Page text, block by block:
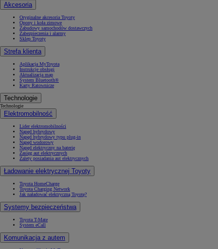
Akcesoria
Oryginalne akcesoria Toyoty
Opony i koła zimowe
Zabudowy samochodów dostawczych
Zabezpieczenia i alarmy
Sklep Toyoty
Strefa klienta
Aplikacja MyToyota
Instrukcje obsługi
Aktualizacja map
System Bluetooth®
Karty Ratownicze
Technologie
Technologie
Elektromobilność
Lider elektromobilności
Napęd hybrydowy
Napęd hybrydowy typu plug-in
Napęd wodorowy
Napęd elektryczny na baterię
Zasięg aut elektrycznych
Zalety posiadania aut elektrycznych
Ładowanie elektrycznej Toyoty
Toyota HomeCharge
Toyota Charging Network
Jak naładować elektryczną Toyotę?
Systemy bezpieczeństwa
Toyota T-Mate
System eCall
Komunikacja z autem